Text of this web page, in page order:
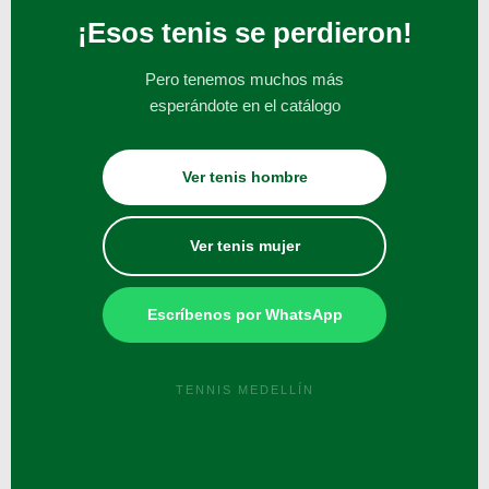
¡Esos tenis se perdieron!
Pero tenemos muchos más
esperándote en el catálogo
Ver tenis hombre
Ver tenis mujer
Escríbenos por WhatsApp
TENNIS MEDELLÍN